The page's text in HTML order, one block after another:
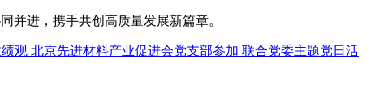
并进，携手共创高质量发展新篇章。
观 北京先进材料产业促进会党支部参加 联合党委主题党日活